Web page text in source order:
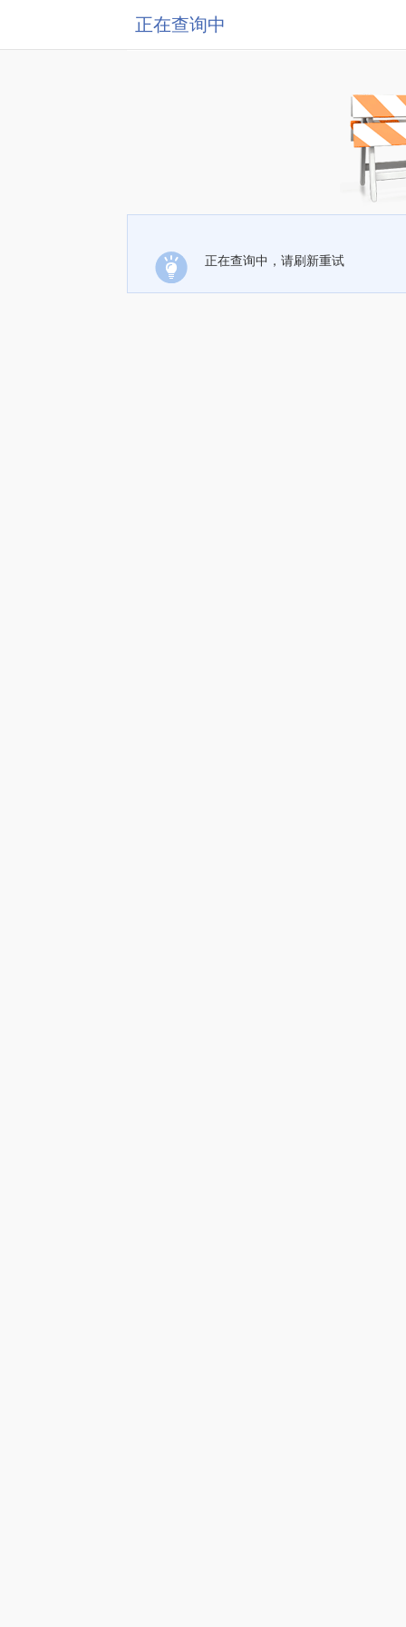
正在查询中
正在查询中，请刷新重试